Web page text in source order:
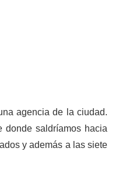
agencia de la ciudad.
donde saldríamos hacia
y además a las siete